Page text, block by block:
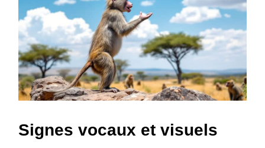
Signes vocaux et visuels